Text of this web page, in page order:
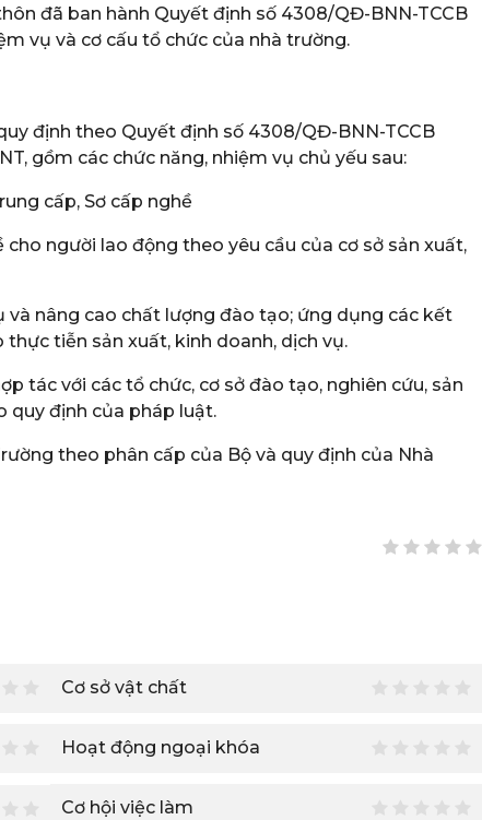
đã ban hành Quyết định số 4308/QĐ-BNN-TCCB
vụ và cơ cấu tổ chức của nhà trường.
định theo Quyết định số 4308/QĐ-BNN-TCCB
gồm các chức năng, nhiệm vụ chủ yếu sau:
cấp, Sơ cấp nghề
người lao động theo yêu cầu của cơ sở sản xuất,
và nâng cao chất lượng đào tạo; ứng dụng các kết
tiễn sản xuất, kinh doanh, dịch vụ.
tác với các tổ chức, cơ sở đào tạo, nghiên cứu, sản
quy định của pháp luật.
theo phân cấp của Bộ và quy định của Nhà
Cơ sở vật chất
Hoạt động ngoại khóa
Cơ hội việc làm